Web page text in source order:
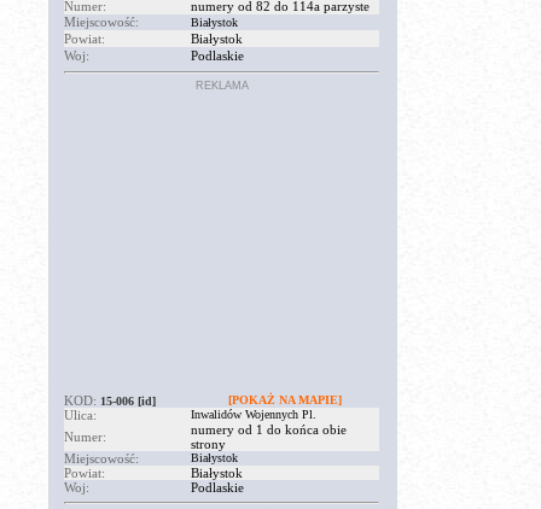
Numer:
numery od 82 do 114a parzyste
Miejscowość:
Białystok
Powiat:
Białystok
Woj:
Podlaskie
REKLAMA
KOD: 15-006 [id] [POKAŻ NA MAPIE]
Ulica: Inwalidów Wojennych Pl.
Numer:
numery od 1 do końca obie
strony
Miejscowość:
Białystok
Powiat:
Białystok
Woj:
Podlaskie